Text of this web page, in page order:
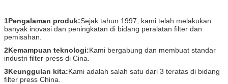
1Pengalaman produk:Sejak tahun 1997, kami telah melakukan
banyak inovasi dan peningkatan di bidang peralatan filter dan
pemisahan.
2Kemampuan teknologi:Kami bergabung dan membuat standar
industri filter press di Cina.
3Keunggulan kita:Kami adalah salah satu dari 3 teratas di bidang
filter press China.